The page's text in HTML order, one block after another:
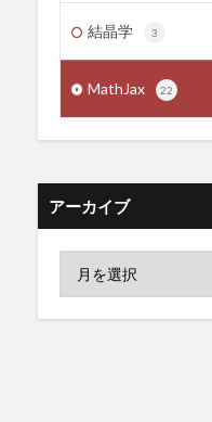
結晶学 3
MathJax 22
アーカイブ